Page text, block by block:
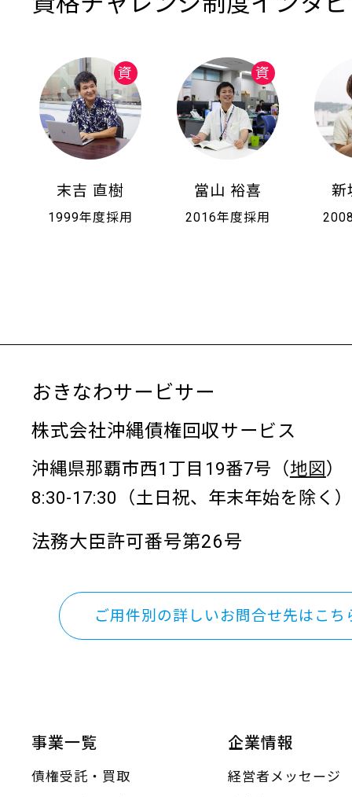
末吉 直樹
1999年度採用
當山 裕喜
2016年度採用
新
おきなわサービサー
株式会社沖縄債権回収サービス
沖縄県那覇市西1丁目19番7号（地図）
8:30-17:30（土日祝、年末年始を除く
法務大臣許可番号第26号
ご用件別の詳しいお問合せ先はこち
事業一覧
債権受託・買取
企業情報
経営者メッセージ